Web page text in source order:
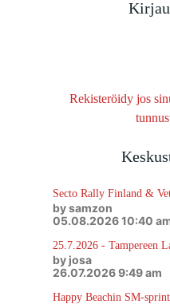
Rekisteröidy jos
Secto Rally Finland &
by samzon
05.08.2026 10:40
25.7.2026 - Tampereen
by josa
26.07.2026 9:49 am
Happy Beachin SM-